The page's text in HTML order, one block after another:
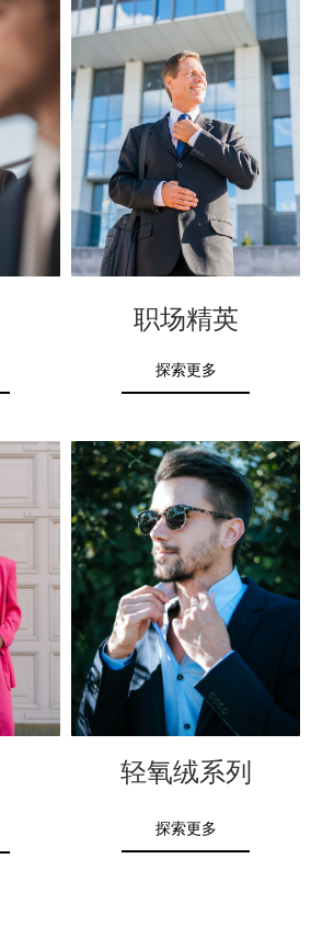
职场精英
探索更多
轻氧绒系列
探索更多